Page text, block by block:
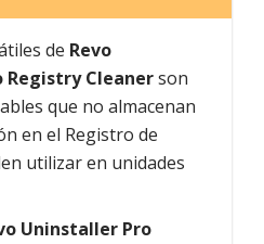
de Revo
Registry Cleanerson
que no almacenan
en el Registro de
utilizar en unidades
Uninstaller Pro